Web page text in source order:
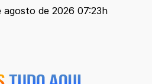
de 2026 07:23h